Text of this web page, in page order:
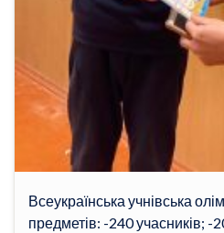
Всеукраїнська учнівська
предметів: -240 учасників; -